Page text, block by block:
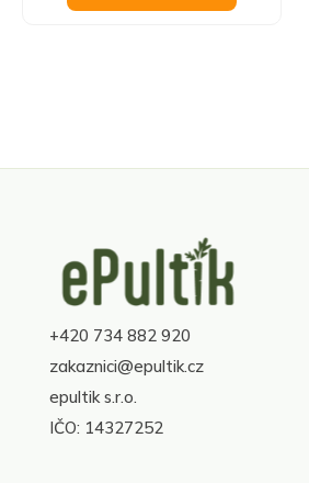
+420 734 882 920
zakaznici@epultik.cz
epultik s.r.o.
IČO: 14327252